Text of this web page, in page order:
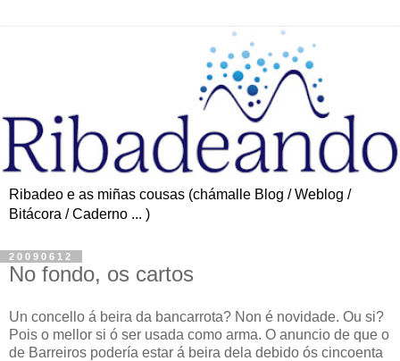
Ribadeo e as miñas cousas (chámalle Blog / Weblog /
Bitácora / Caderno ... )
20090612
No fondo, os cartos
Un concello á beira da bancarrota? Non é novidade. Ou si?
Pois o mellor si ó ser usada como arma. O anuncio de que o
de Barreiros podería estar á beira dela debido ós cincoenta